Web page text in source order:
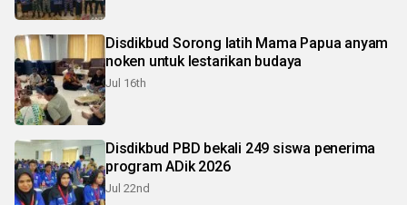
Disdikbud Sorong latih Mama Papua anyam
noken untuk lestarikan budaya
Jul 16th
Disdikbud PBD bekali 249 siswa penerima
program ADik 2026
Jul 22nd